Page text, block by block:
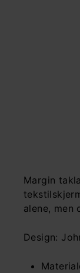
Margin
alene, men
Design: